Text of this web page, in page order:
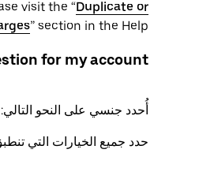
visit the “Duplicate or
” section in the Help
for my account
أُحدد جنسي على النحو التالي:
حدد جميع الخيارات التي